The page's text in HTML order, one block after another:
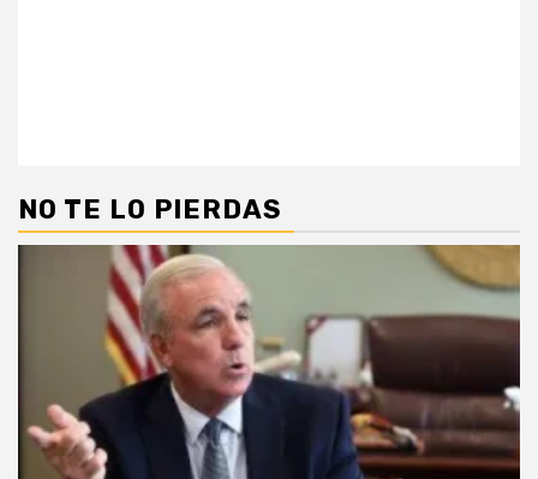
NO TE LO PIERDAS